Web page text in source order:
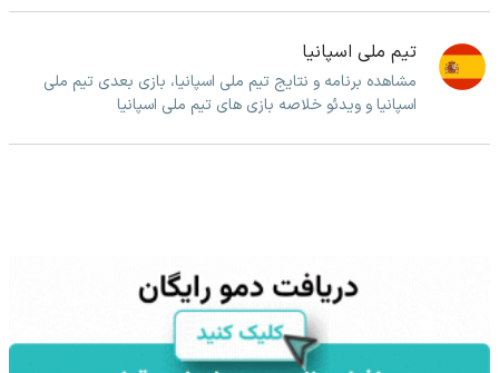
تیم ملی اسپانیا
مشاهده برنامه و نتایج تیم ملی اسپانیا، بازی بعدی تیم ملی
اسپانیا و ویدئو خلاصه بازی های تیم ملی اسپانیا